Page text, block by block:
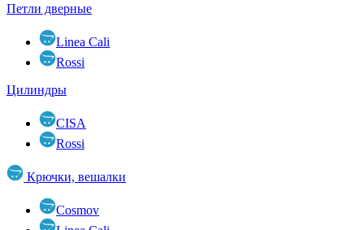
Петли дверные
Linea Cali
Rossi
Цилиндры
CISA
Rossi
Крючки, вешалки
Cosmov